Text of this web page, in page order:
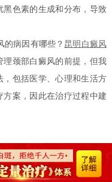
色素的生成和分布，导致
病因有哪些？ 昆明白癜风
颈部白癜风的前提，但我
，包括医学、心理和生活方
案，因此在治疗过程中建